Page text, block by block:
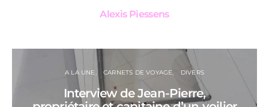
Alexis Piessens
A LA UNE CARNETS DE VOYAGE DIVERS
Interview de Jean-Pierre,